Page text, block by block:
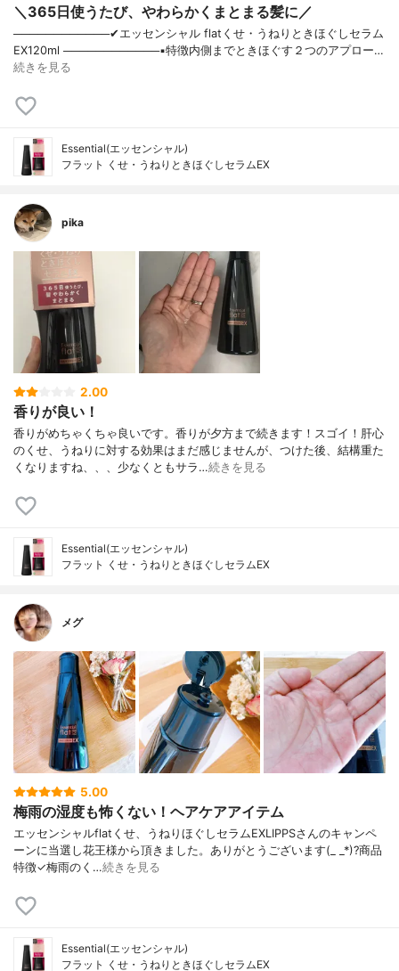
＼365日使うたび、やわらかくまとまる髪に／
────────────✔︎エッセンシャル flatくせ・うねりときほぐしセラム
EX120ml ────────────▪️特徴内側までときほぐす２つのアプロー…
続きを見る
Essential(エッセンシャル)
フラット くせ・うねりときほぐしセラムEX
pika
2.00
香りが良い！
香りがめちゃくちゃ良いです。香りが夕方まで続きます！スゴイ！肝心
のくせ、うねりに対する効果はまだ感じませんが、つけた後、結構重た
くなりますね、、、少なくともサラ…続きを見る
Essential(エッセンシャル)
フラット くせ・うねりときほぐしセラムEX
メグ
5.00
梅雨の湿度も怖くない！ヘアケアアイテム
エッセンシャルflatくせ、うねりほぐしセラムEXLIPPSさんのキャンペ
ーンに当選し花王様から頂きました。ありがとうございます(_ _*)?商品
特徴✓梅雨のく…続きを見る
Essential(エッセンシャル)
フラット くせ・うねりときほぐしセラムEX